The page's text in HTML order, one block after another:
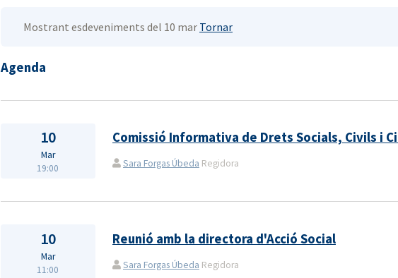
Mostrant esdeveniments del 10 mar Tornar
Agenda
10
Mar
19:00
Comissió Informativa de Drets Socials, Civils i
Sara Forgas Úbeda Regidora
10
Mar
11:00
Reunió amb la directora d'Acció Social
Sara Forgas Úbeda Regidora